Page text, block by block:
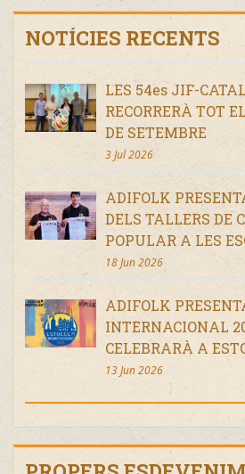
NOTÍCIES RECENTS
LES 54es JIF-
RECORRERÀ TOT
DE SETEMBRE
3 Jul 2026
ADIFOLK
DELS TALLERS DE
POPULAR A LES
18 Jun 2026
ADIFOLK
INTERNACIONAL
CELEBRARÀ A
13 Jun 2026